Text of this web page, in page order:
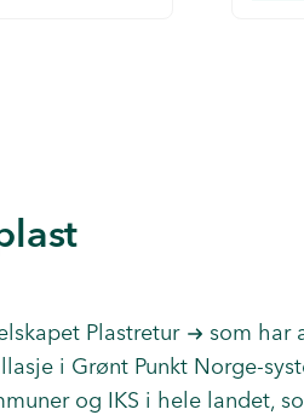
Plastretur
som har
i Grønt Punkt Norge-
og IKS i hele landet,